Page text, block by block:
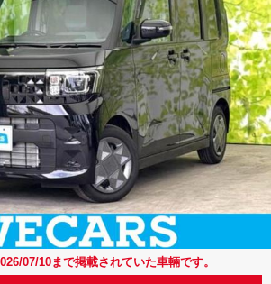
07/10まで掲載されていた車輛です。